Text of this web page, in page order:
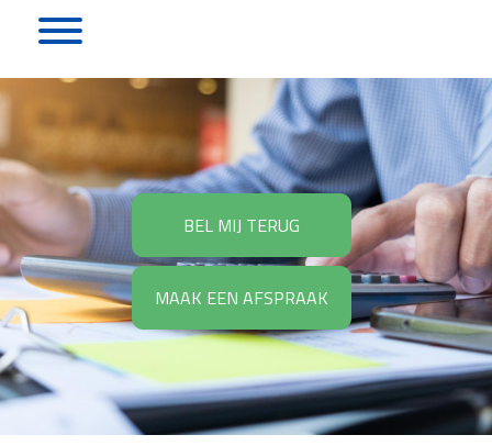
BEL MIJ TERUG
MAAK EEN AFSPRAAK